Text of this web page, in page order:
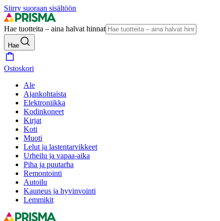
Siirry suoraan sisältöön
Hae tuotteita – aina halvat hinnat
Hae
Ostoskori
Ale
Ajankohtaista
Elektroniikka
Kodinkoneet
Kirjat
Koti
Muoti
Lelut ja lastentarvikkeet
Urheilu ja vapaa-aika
Piha ja puutarha
Remontointi
Autoilu
Kauneus ja hyvinvointi
Lemmikit